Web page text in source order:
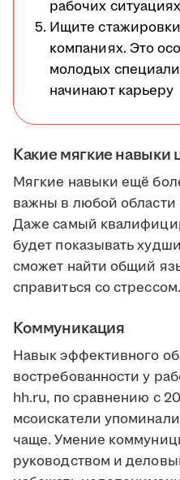
рабочих ситуациях
Ищите
компаниях. Это
молодых
начинают карьеру
Какие мягкие навыки
Мягкие навыки ещё
важны в любой
Даже самый
будет показывать
cможет найти общий
справиться со стрессом.
Коммуникация
Навык эффективного
востребованности у
hh.ru, по сравнению с
мсоискатели
чаще. Умение
руководством и